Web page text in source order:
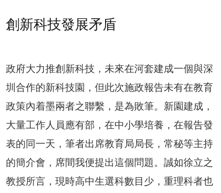
創新科技發展矛盾
政府大力推創新科技，未來在河套建成一個與深
圳合作的新科技園，但此次施政報告未有在教育
政策內着墨兩者之聯繫，是為敗筆。新園建成，
大量工作人員應有部，在中小學培養，在報告發
表的同一天，筆者出席教育局局長，常秘等主持
的簡介會，席間我便提出這個問題。誠如徐立之
教授所言，現時高中生選科數目少，重理科者也